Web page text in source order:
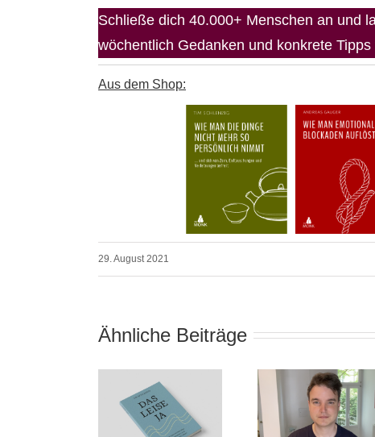
Schließe dich 40.000+ Menschen an und
wöchentlich Gedanken und konkrete
Aus dem Shop:
29. August 2021
Ähnliche Beiträge